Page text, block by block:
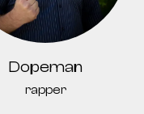
Dopeman
rapper